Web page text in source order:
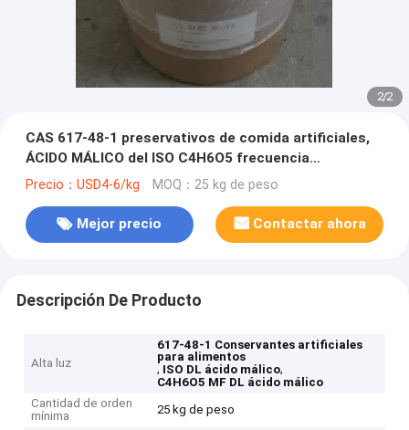
2/2
CAS 617-48-1 preservativos de comida artificiales,
ÁCIDO MÁLICO del ISO C4H6O5 frecuencia
intermedia DL
Precio：USD4-6/kg MOQ：25 kg de peso
Mejor precio Contactar ahora
Descripción De Producto
Alta luz
617-48-1 Conservantes artificiales
para alimentos
, ISO DL ácido málico,
C4H6O5 MF DL ácido málico
Cantidad de orden
mínima
25 kg de peso